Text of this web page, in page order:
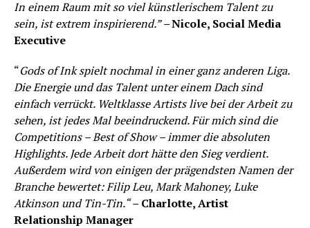
In einem Raum mit so viel künstlerischem Talent zu
sein, ist extrem inspirierend.” –Nicole, Social Media
Executive
“Gods of Ink spielt nochmal in einer ganz anderen Liga.
Die Energie und das Talent unter einem Dach sind
einfach verrückt. Weltklasse Artists live bei der Arbeit zu
sehen, ist jedes Mal beeindruckend. Für mich sind die
Competitions – Best of Show – immer die absoluten
Highlights. Jede Arbeit dort hätte den Sieg verdient.
Außerdem wird von einigen der prägendsten Namen der
Branche bewertet: Filip Leu, Mark Mahoney, Luke
Atkinson und Tin-Tin.“ – Charlotte, Artist
Relationship Manager